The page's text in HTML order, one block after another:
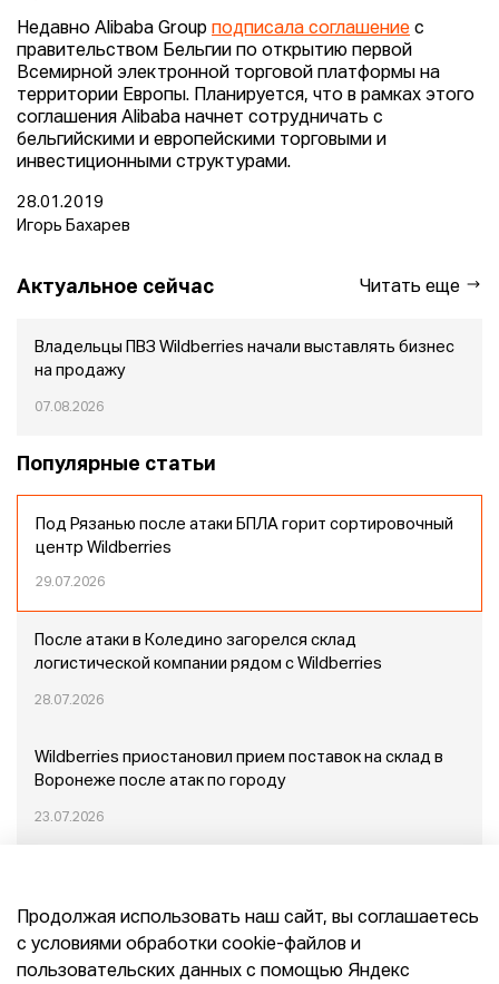
Недавно Alibaba Group подписала соглашение с
правительством Бельгии по открытию первой
Всемирной электронной торговой платформы на
территории Европы. Планируется, что в рамках этого
соглашения Alibaba начнет сотрудничать с
бельгийскими и европейскими торговыми и
инвестиционными структурами.
28.01.2019
Игорь Бахарев
Актуальное сейчас Читать еще
Владельцы ПВЗ Wildberries начали выставлять бизнес
на продажу
07.08.2026
Популярные статьи
Под Рязанью после атаки БПЛА горит сортировочный
центр Wildberries
29.07.2026
После атаки в Коледино загорелся склад
логистической компании рядом с Wildberries
28.07.2026
Wildberries приостановил прием поставок на склад в
Воронеже после атак по городу
23.07.2026
Продолжая использовать наш сайт, вы соглашаетесь
с условиями обработки cookie-файлов и
пользовательских данных с помощью Яндекс